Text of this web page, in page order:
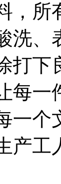
，所
洗、
打下
每
一
产工